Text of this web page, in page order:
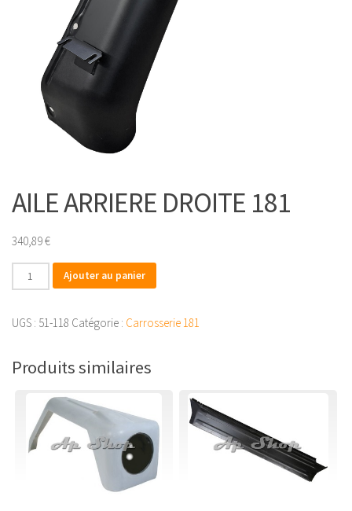
AILE ARRIERE DROITE 181
340,89€
quantité
de
ARRIERE
181
Ajouter au panier
UGS : 51-118 Catégorie : Carrosserie 181
Produits similaires